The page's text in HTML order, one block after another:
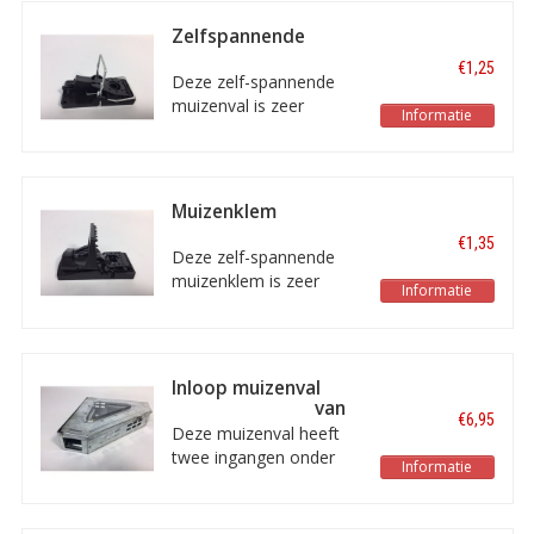
van de val bedragen 16
x 10 x 8 cm.
Zelfspannende
Deze zelf-spannende
muizenval is zeer
€1,25
Informatie
Muizenklem
Deze zelf-spannende
muizenklem is zeer
€1,35
Informatie
Inloop muizenval
onder een hoek van
90 graden
Deze muizenval heeft
twee ingangen onder
€6,95
Informatie